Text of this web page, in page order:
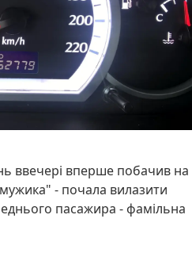
ввечері вперше побачив на
- почала вилазити
пасажира - фамільна